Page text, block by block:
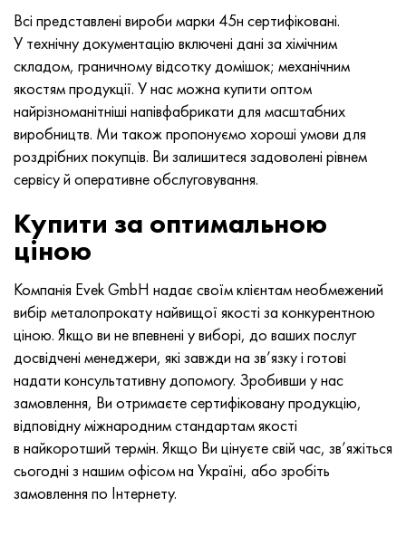
Всі представлені вироби марки 45н сертифіковані.
У технічну документацію включені дані за хімічним
складом, граничному відсотку домішок; механічним
якостям продукції. У нас можна купити оптом
найрізноманітніші напівфабрикати для масштабних
виробництв. Ми також пропонуємо хороші умови для
роздрібних покупців. Ви залишитеся задоволені рівнем
сервісу й оперативне обслуговування.
Купити за оптимальною
ціною
Компанія Evek GmbH надає своїм клієнтам необмежений
вибір металопрокату найвищої якості за конкурентною
ціною. Якщо ви не впевнені у виборі, до ваших послуг
досвідчені менеджери, які завжди на зв’язку і готові
надати консультативну допомогу. Зробивши у нас
замовлення, Ви отримаєте сертифіковану продукцію,
відповідну міжнародним стандартам якості
в найкоротший термін. Якщо Ви цінуєте свій час, зв’яжіться
сьогодні з нашим офісом на Україні, або зробіть
замовлення по Інтернету.